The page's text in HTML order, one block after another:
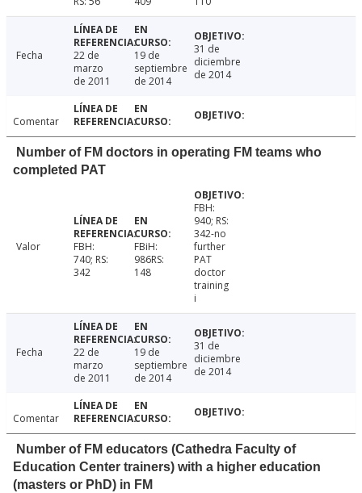
Fecha
22 de
marzo
de 2011
19 de
septiembre
de 2014
31 de
diciembre
de 2014
Comentar
Number of FM doctors in operating FM teams who
completed PAT
Valor
FBH:
740; RS:
342
FBiH:
986RS:
148
FBH:
940; RS:
342-no
further
PAT
doctor
training
i
Fecha
22 de
marzo
de 2011
19 de
septiembre
de 2014
31 de
diciembre
de 2014
Comentar
Number of FM educators (Cathedra Faculty of
Education Center trainers) with a higher education
(masters or PhD) in FM